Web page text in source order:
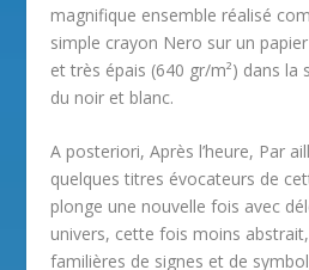
magnifique ensemble réalisé
simple crayon Nero sur un
et très épais (640 gr/m²) dans la
du noir et blanc.
A posteriori, Après l’heure, Par
quelques titres évocateurs de
plonge une nouvelle fois avec
univers, cette fois moins abstrait,
familières de signes et de